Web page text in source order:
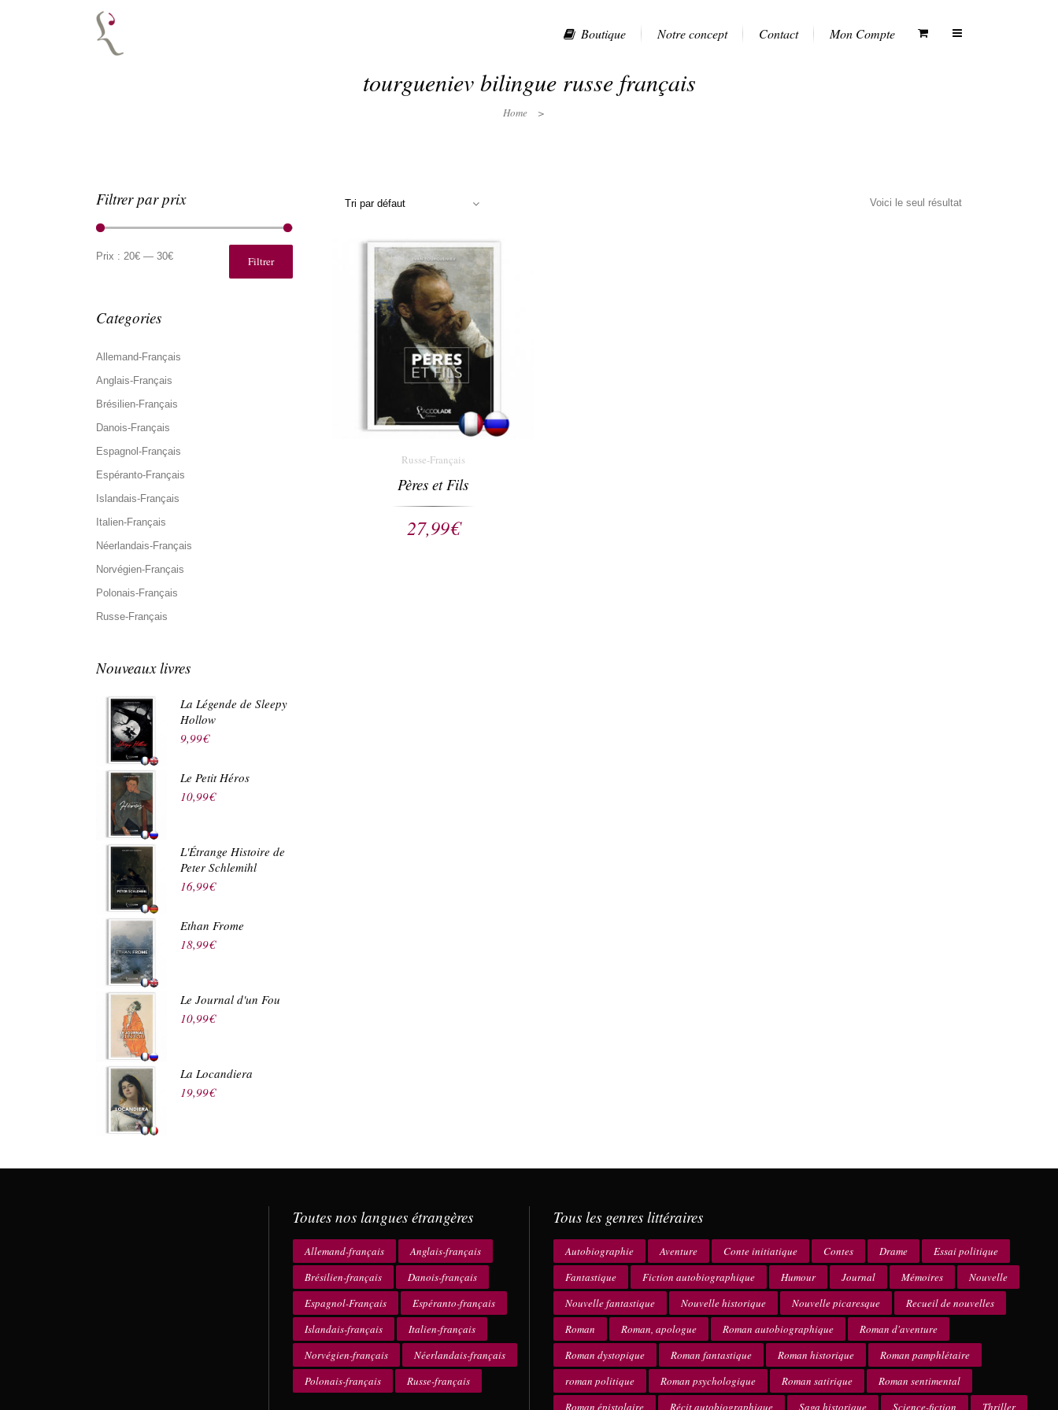
Boutique Notre concept Contact Mon Compte
tourgueniev bilingue russe français
Home >
Filtrer par prix
min
max
Filtrer
Prix : 20€ — 30€
Categories
Allemand-Français
Anglais-Français
Brésilien-Français
Danois-Français
Espagnol-Français
Espéranto-Français
Islandais-Français
Italien-Français
Néerlandais-Français
Norvégien-Français
Polonais-Français
Russe-Français
Nouveaux livres
La Légende de Sleepy
Hollow
9,99€
Le Petit Héros
10,99€
L'Étrange Histoire de
Peter Schlemihl
16,99€
Ethan Frome
18,99€
Le Journal d'un Fou
10,99€
La Locandiera
19,99€
Voici le seul résultat
Tri par défaut
Russe-Français
Pères et Fils
27,99€
Toutes nos langues étrangères
Allemand-français
Anglais-français
Brésilien-français
Danois-français
Espagnol-Français
Espéranto-français
Islandais-français
Italien-français
Norvégien-français
Néerlandais-français
Polonais-français
Russe-français
Tous les genres littéraires
Autobiographie Aventure Conte initiatique Contes Drame
Essai politique
Fantastique
Fiction autobiographique Humour Journal Mémoires
Nouvelle
Nouvelle fantastique
Nouvelle historique Nouvelle picaresque
Recueil de nouvelles
Roman
Roman, apologue Roman autobiographique
Roman d'aventure
Roman dystopique
Roman fantastique Roman historique
Roman pamphlétaire
roman politique
Roman psychologique Roman satirique
Roman sentimental
Roman épistolaire
Récit autobiographique Saga historique Science-fiction Thriller